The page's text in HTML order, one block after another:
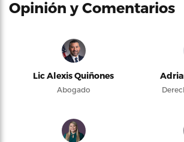
Opinión y Comentarios
Lic Alexis Quiñones
Abogado